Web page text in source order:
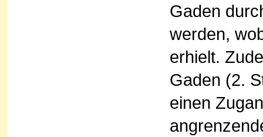
Gaden
werden,
erhielt.
Gaden (2.
einen